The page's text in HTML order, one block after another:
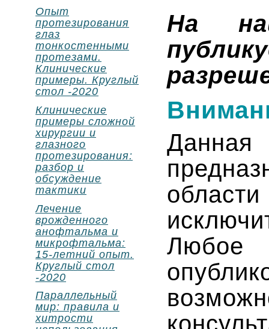
Опыт
протезирования
глаз
тонкостенными
протезами.
Клинические
примеры. Круглый
стол -2020
Клинические
примеры сложной
хирургии и
глазного
протезирования:
разбор и
обсуждение
тактики
Лечение
врожденного
анофтальма и
микрофтальма:
15-летний опыт.
Круглый стол
-2020
Параллельный
мир: правила и
хитрости
На